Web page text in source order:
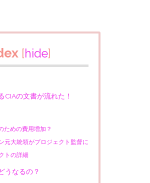
[hide]
CIAの文書が流れた！
ための費用増加？
元大統領がプロジェクト監督に
トの詳細
うなるの？